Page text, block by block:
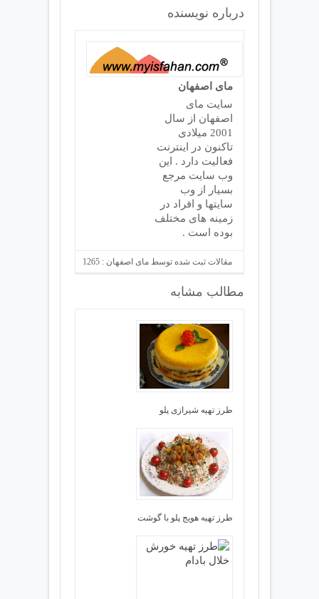
درباره نویسنده
مای اصفهان
سایت مای
اصفهان از سال
2001 میلادی
تاکنون در اینترنت
فعالیت دارد . این
وب سایت مرجع
بسیار از وب
سایتها و افراد در
زمینه های مختلف
بوده است .
مقالات ثبت شده توسط مای اصفهان : 1265
مطالب مشابه
طرز تهیه شیرازی پلو
طرز تهیه هویج پلو با گوشت